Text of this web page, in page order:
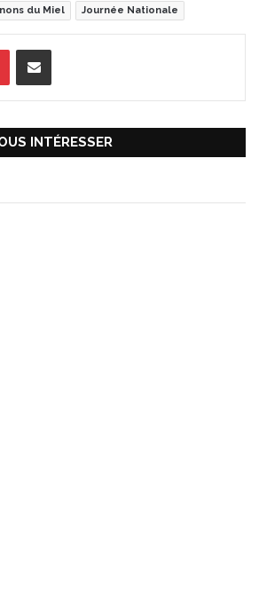
du Miel Journée Nationale
INTÉRESSER